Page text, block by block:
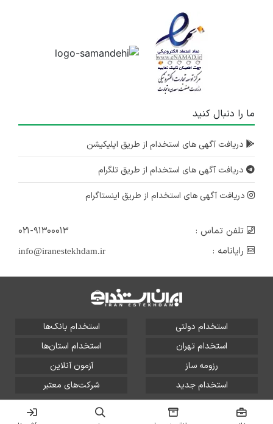
ما را دنبال کنید
دریافت آگهی های استخدام از طریق اپلیکیشن
دریافت آگهی های استخدام از طریق تلگرام
دریافت آگهی های استخدام از طریق اینستاگرام
تلفن تماس :
۰۲۱-۹۱۳۰۰۰۱۳
رایانامه :
info@iranestekhdam.ir
استخدام دولتی
استخدام بانک‌ها
استخدام تهران
استخدام استان‌ها
رزومه ساز
آزمون آنلاین
استخدام جدید
شرکت‌های معتبر
تمامی حقوق این سایت برای آلتین سیستم محفوظ است و هر
گونه سوءاستفاده از آن پیگرد قانونی دارد.